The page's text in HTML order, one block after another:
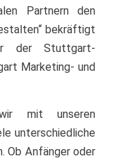
Partnern den
bekräftigt
der Stuttgart-
Marketing- und
mit unseren
unterschiedliche
Ob Anfänger oder